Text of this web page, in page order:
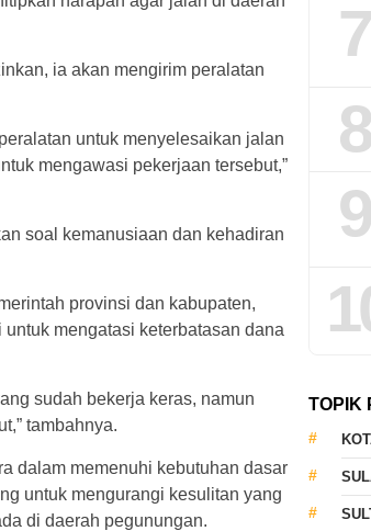
ia akan mengirim peralatan
untuk menyelesaikan jalan
mengawasi pekerjaan tersebut,”
soal kemanusiaan dan kehadiran
provinsi dan kabupaten,
mengatasi keterbatasan dana
sudah bekerja keras, namun
tambahnya.
dalam memenuhi kebutuhan dasar
untuk mengurangi kesulitan yang
di daerah pegunungan.
7
8
9
TOPIK